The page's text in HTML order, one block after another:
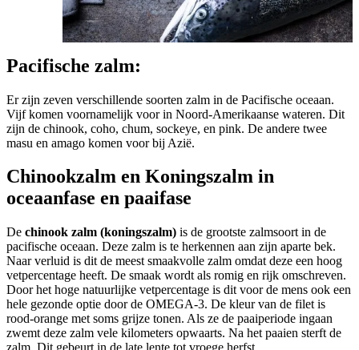
Pacifische zalm:
Er zijn zeven verschillende soorten zalm in de Pacifische oceaan.
Vijf komen voornamelijk voor in Noord-Amerikaanse wateren. Dit
zijn de chinook, coho, chum, sockeye, en pink. De andere twee
masu en amago komen voor bij Azië.
Chinookzalm en Koningszalm in
oceaanfase en paaifase
De chinook zalm (koningszalm) is de grootste zalmsoort in de
pacifische oceaan. Deze zalm is te herkennen aan zijn aparte bek.
Naar verluid is dit de meest smaakvolle zalm omdat deze een hoog
vetpercentage heeft. De smaak wordt als romig en rijk omschreven.
Door het hoge natuurlijke vetpercentage is dit voor de mens ook een
hele gezonde optie door de OMEGA-3. De kleur van de filet is
rood-orange met soms grijze tonen. Als ze de paaiperiode ingaan
zwemt deze zalm vele kilometers opwaarts. Na het paaien sterft de